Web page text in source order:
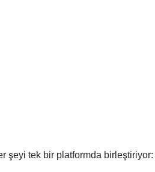
şeyi tek bir platformda